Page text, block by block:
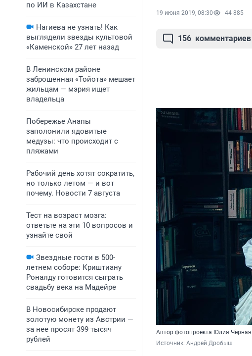
по ИИ в Казахстане
Нагиева не узнать! Как
выглядели звезды культовой
«Каменской» 27 лет назад
В Ленинском районе
заброшенная «Тойота» мешает
жильцам — мэрия ищет
владельца
Побережье Анапы
заполонили ядовитые
медузы: что происходит с
пляжами
Рабочий день хотят сократить,
но только летом — и вот
почему. Новости 7 августа
Тест на возраст мозга:
ответьте на эти 10 вопросов и
узнайте свой
Звездные гости в 500-
летнем соборе: Криштиану
Роналду готовится сыграть
свадьбу века на Мадейре
В Новосибирске продают
золотую монету из Австрии —
за нее просят 399 тысяч
рублей
19 июня 2019, 08:30 44 885
156 комментариев
Автор фотопроекта Юлия Чёрная
Источник: Андрей Дробыш